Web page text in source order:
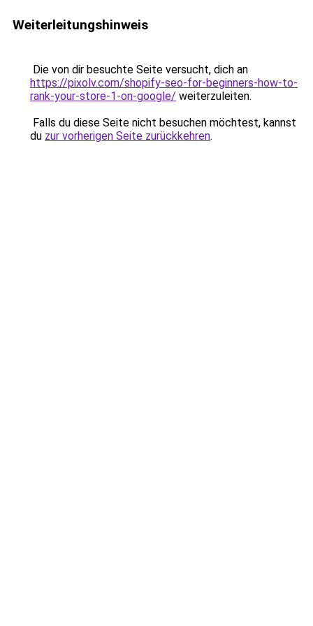
Weiterleitungshinweis
Die von dir besuchte Seite versucht, dich an
https://pixolv.com/shopify-seo-for-beginners-how-to-
rank-your-store-1-on-google/ weiterzuleiten.
Falls du diese Seite nicht besuchen möchtest, kannst
du zur vorherigen Seite zurückkehren.